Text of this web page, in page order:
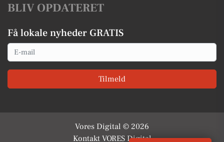
BLIV OPDATERET
Få lokale nyheder GRATIS
Email
Tilmeld
Vores Digital © 2026
Kontakt VORES Digital